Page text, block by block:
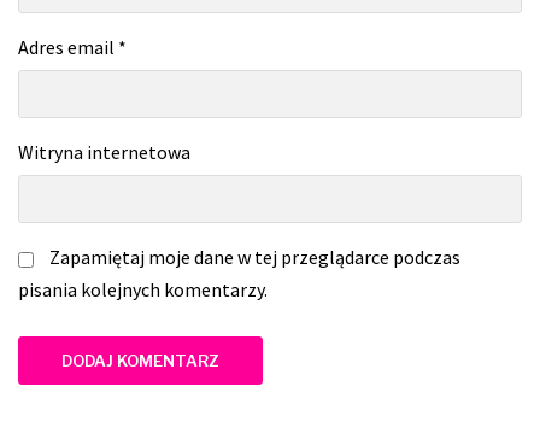
Adres email *
Witryna internetowa
Zapamiętaj moje dane w tej przeglądarce podczas
pisania kolejnych komentarzy.